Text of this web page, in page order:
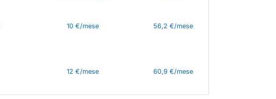
10 €/mese 56,2 €/mese
12 €/mese 60,9 €/mese